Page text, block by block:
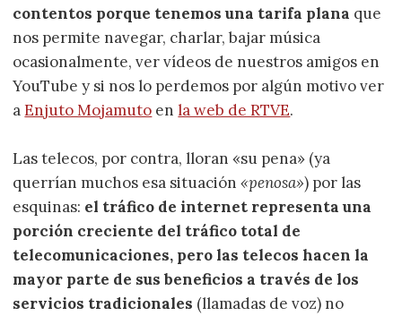
contentos porque tenemos una tarifa plana que
nos permite navegar, charlar, bajar música
ocasionalmente, ver vídeos de nuestros amigos en
YouTube y si nos lo perdemos por algún motivo ver
aEnjuto Mojamuto enla web de RTVE.
Las telecos, por contra, lloran «su pena» (ya
querrían muchos esa situación«penosa») por las
esquinas: el tráfico de internet representa una
porción creciente del tráfico total de
telecomunicaciones, pero las telecos hacen la
mayor parte de sus beneficios a través de los
servicios tradicionales (llamadas de voz) no